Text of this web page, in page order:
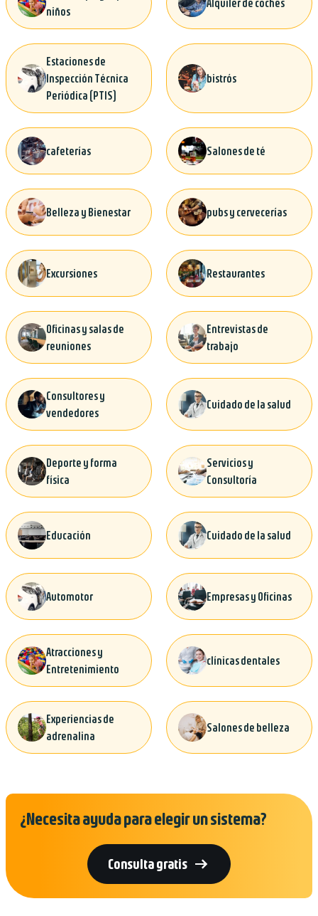
niños
Alquiler de coches
Estaciones de
Inspección Técnica
Periódica (PTIS)
bistrós
cafeterías Salones de té
Belleza y Bienestar pubs y cervecerías
Excursiones Restaurantes
Oficinas y salas de
reuniones
Entrevistas de
trabajo
Consultores y
vendedores
Cuidado de la salud
Deporte y forma
física
Servicios y
Consultoría
Educación Cuidado de la salud
Automotor Empresas y Oficinas
Atracciones y
Entretenimiento
clínicas dentales
Experiencias de
adrenalina
Salones de belleza
¿Necesita ayuda para elegir un sistema?
Consulta gratis 